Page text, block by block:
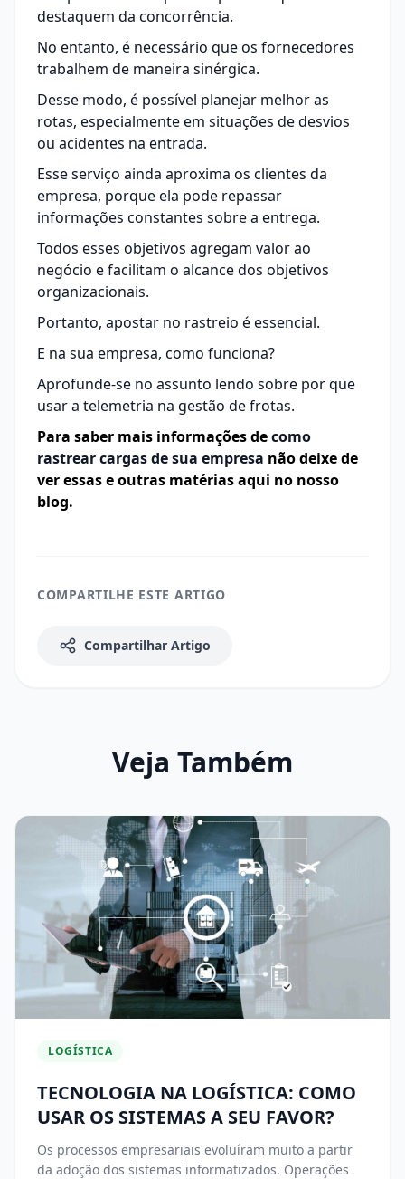
destaquem da concorrência.
No entanto, é necessário que os fornecedores
trabalhem de maneira sinérgica.
Desse modo, é possível planejar melhor as
rotas, especialmente em situações de desvios
ou acidentes na entrada.
Esse serviço ainda aproxima os clientes da
empresa, porque ela pode repassar
informações constantes sobre a entrega.
Todos esses objetivos agregam valor ao
negócio e facilitam o alcance dos objetivos
organizacionais.
Portanto, apostar no rastreio é essencial.
E na sua empresa, como funciona?
Aprofunde-se no assunto lendo sobre por que
usar a telemetria na gestão de frotas.
Para saber mais informações decomo
rastrear cargas de sua empresa não deixe de
ver essas e outras matérias aqui no nosso
blog.
COMPARTILHE ESTE ARTIGO
Compartilhar Artigo
Veja Também
LOGÍSTICA
TECNOLOGIA NA LOGÍSTICA: COMO
USAR OS SISTEMAS A SEU FAVOR?
Os processos empresariais evoluíram muito a partir
da adoção dos sistemas informatizados. Operações